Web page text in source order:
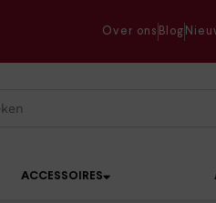
Over ons Blog
ACCESSOIRES